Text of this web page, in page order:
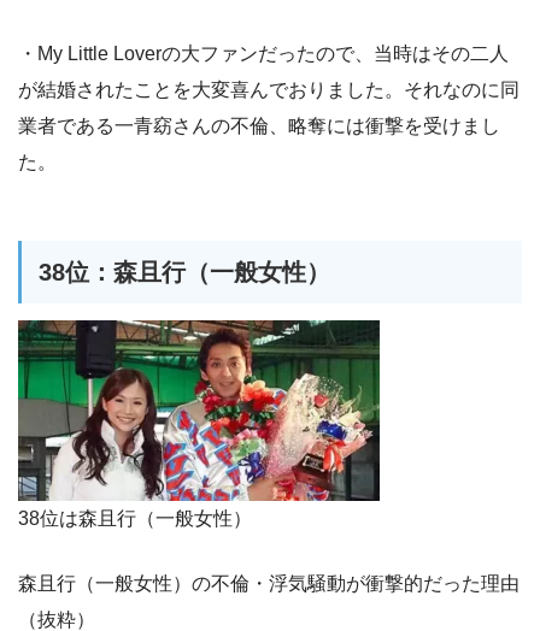
・My Little Loverの大ファンだったので、当時はその二人
が結婚されたことを大変喜んでおりました。それなのに同
業者である一青窈さんの不倫、略奪には衝撃を受けまし
た。
38位：森且行（一般女性）
38位は森且行（一般女性）
森且行（一般女性）の不倫・浮気騒動が衝撃的だった理由
（抜粋）